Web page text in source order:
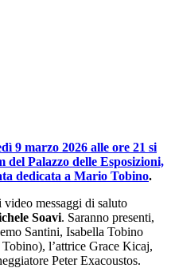
9 marzo 2026 alle ore 21 si
Palazzo delle Esposizioni,
dedicata a Mario Tobino.
messaggi di saluto
Soavi. Saranno presenti,
Santini, Isabella Tobino
l’attrice Grace Kicaj,
Peter Exacoustos.